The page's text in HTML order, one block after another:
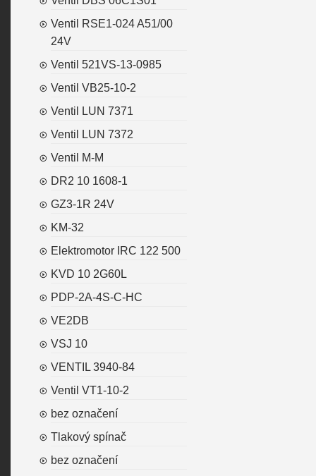
Ventil RSE1-024 A51/00
24V
Ventil 521VS-13-0985
Ventil VB25-10-2
Ventil LUN 7371
Ventil LUN 7372
Ventil M-M
DR2 10 1608-1
GZ3-1R 24V
KM-32
Elektromotor IRC 122 500
KVD 10 2G60L
PDP-2A-4S-C-HC
VE2DB
VSJ 10
VENTIL 3940-84
Ventil VT1-10-2
bez označení
Tlakový spínač
bez označení